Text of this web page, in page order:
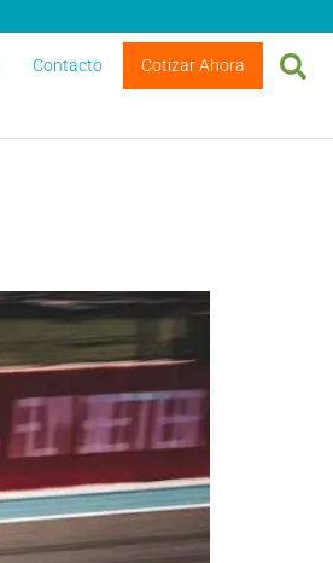
Contacto Cotizar Ahora